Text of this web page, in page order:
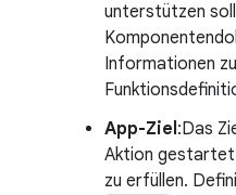
unterstützen
Informationen
App-Ziel:Das
Aktion gestartet
zu erfüllen.